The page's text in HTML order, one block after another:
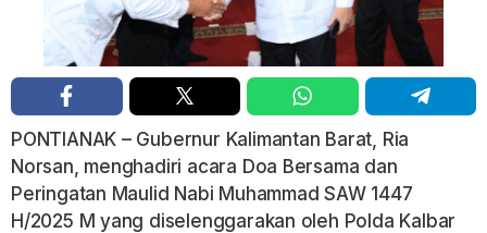
PONTIANAK – Gubernur Kalimantan Barat, Ria
Norsan, menghadiri acara Doa Bersama dan
Peringatan Maulid Nabi Muhammad SAW 1447
H/2025 M yang diselenggarakan oleh Polda Kalbar